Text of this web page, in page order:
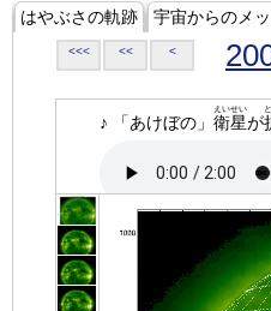
はやぶさの軌跡 宇宙からのメ
<<< << <
♪ 「あけぼの」 衛星
えいせい
が